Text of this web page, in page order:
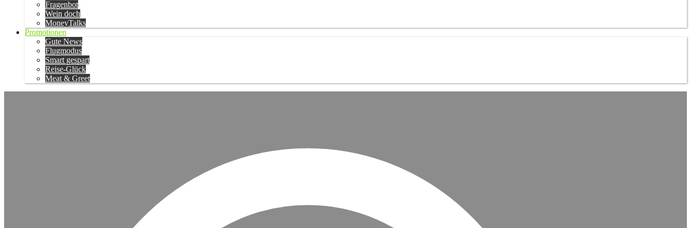
Fragenbot
Wein doch
MoneyTalks
Promotionen
Gute News
Flugmodus
Smart gespart
Reise-Glück
Meat & Greet